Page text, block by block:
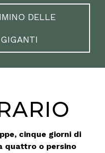
DELLE
cinque giorni di
quattro o persino